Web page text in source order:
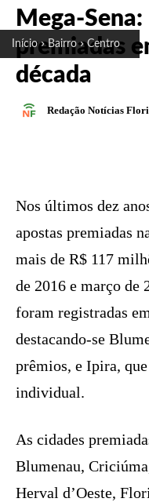
Início Bairro Centro
Mega-
premiadas
década
Redação Notícias
Nos últimos dez
apostas premiadas
mais de R$ 117
de 2016 e março de
foram registradas
destacando-se
prêmios, e Ipira,
individual.
As cidades
Blumenau,
Herval d’Oeste,